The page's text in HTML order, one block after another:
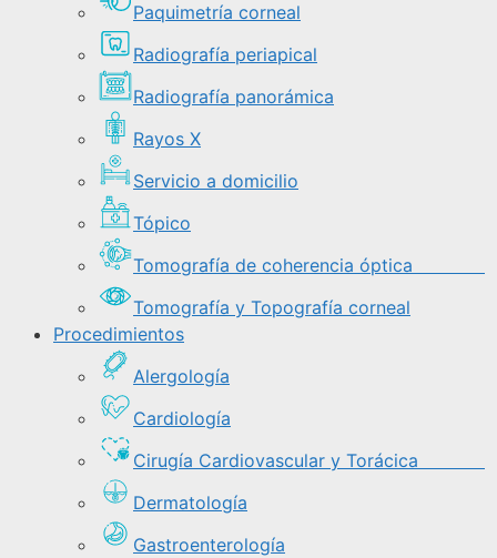
Paquimetría corneal
Radiografía periapical
Radiografía panorámica
Rayos X
Servicio a domicilio
Tópico
Tomografía de coherencia óptica
Tomografía y Topografía corneal
Procedimientos
Alergología
Cardiología
Cirugía Cardiovascular y Torácica
Dermatología
Gastroenterología